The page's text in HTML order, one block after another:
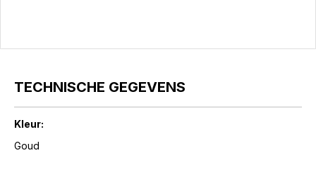
TECHNISCHE GEGEVENS
Kleur:
Goud